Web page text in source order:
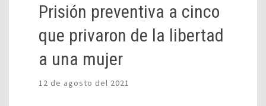
Prisión preventiva a cinco
que privaron de la libertad
a una mujer
12 de agosto del 2021